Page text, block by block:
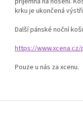
krku je ukončená
Další pánské noční
https://
Pouze u nás za xcenu.